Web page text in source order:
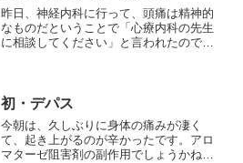
昨日、神経内科に行って、頭痛は精神的
なものだということで「心療内科の先生
に相談してください」と言われたので、
いとのことでしたが、代わ...
初・デパス
今朝は、久しぶりに身体の痛みが凄く
て、起き上がるのが辛かったです。アロ
マターゼ阻害剤の副作用でしょうかね。